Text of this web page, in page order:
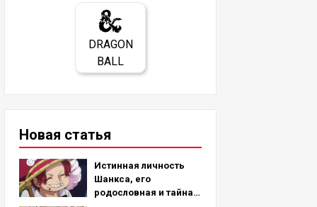
DRAGON
BALL
Новая статья
Истинная личность
Шанкса, его
родословная и тайна,